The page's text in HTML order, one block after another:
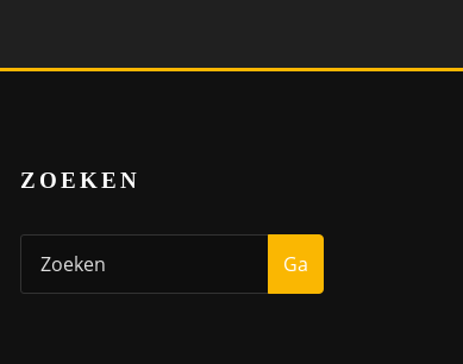
ZOEKEN
Ga